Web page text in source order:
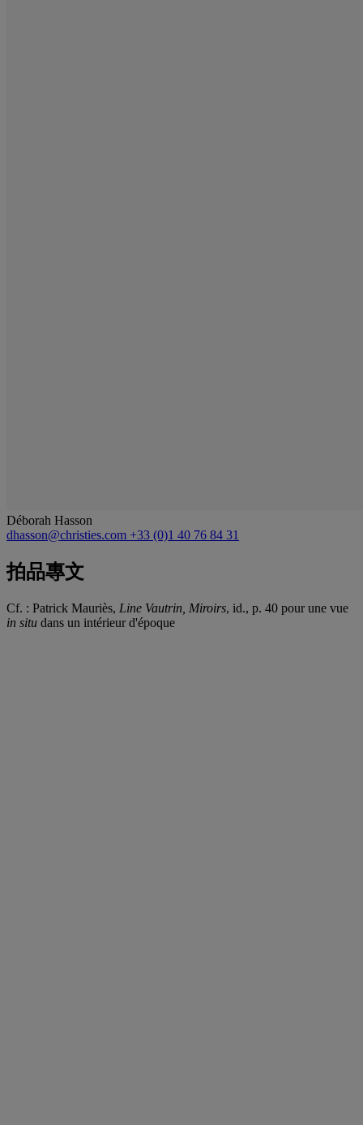
Déborah Hasson
dhasson@christies.com +33 (0)1 40 76 84 31
拍品專文
Cf. : Patrick Mauriès, Line Vautrin, Miroirs, id., p. 40 pour une vue
in situ dans un intérieur d'époque